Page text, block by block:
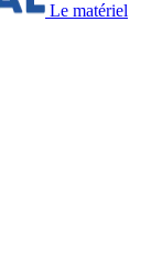
Le matériel